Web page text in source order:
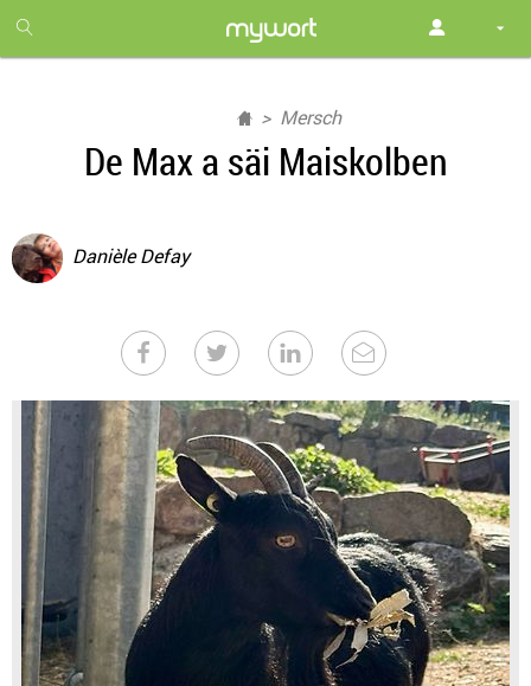
month
free
Mersch
De Max a säi Maiskolben
Danièle Defay